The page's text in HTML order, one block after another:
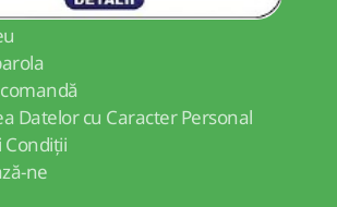
Datelor cu Caracter Personal
Condiții
ne